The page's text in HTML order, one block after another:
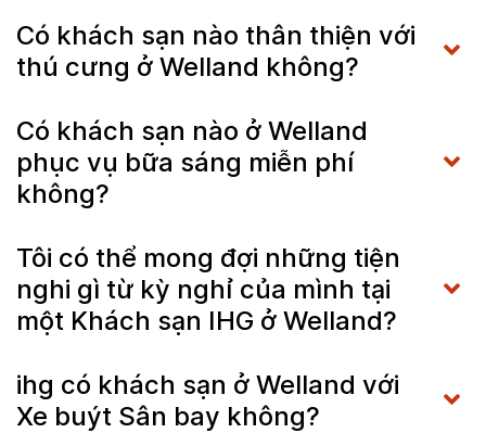
Có khách sạn nào thân thiện với
thú cưng ở Welland không?
Có khách sạn nào ở Welland
phục vụ bữa sáng miễn phí
không?
Tôi có thể mong đợi những tiện
nghi gì từ kỳ nghỉ của mình tại
một Khách sạn IHG ở Welland?
ihg có khách sạn ở Welland với
Xe buýt Sân bay không?